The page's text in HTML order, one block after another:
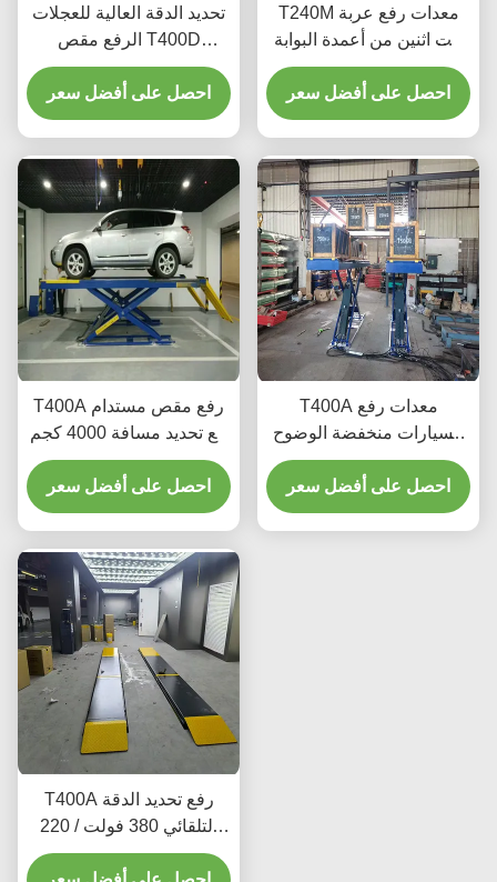
تحديد الدقة العالية للعجلات
الرفع مقص T400D
4000kg سعة للورش
احصل على أفضل سعر
T240M معدات رفع عربة
ذات اثنين من أعمدة البوابة
مع تكنولوجيا رفع متقدمة
احصل على أفضل سعر
T400A رفع مقص مستدام
مع تحديد مسافة 4000 كجم
مع رفع سلس
احصل على أفضل سعر
T400A معدات رفع
السيارات منخفضة الوضوح
للغاية للتحقيق والصيانة
احصل على أفضل سعر
T400A رفع تحديد الدقة
التلقائي 380 فولت / 220
فولت مع تصميم منخفض